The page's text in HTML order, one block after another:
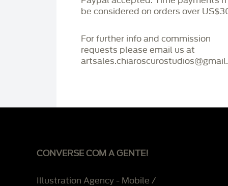
be considered on orders over
For further info and commission
requests please email us at
CONVERSE COM A GENTE!
Illustration Agency - Mobile /